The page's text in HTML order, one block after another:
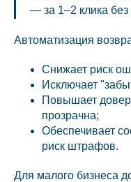
— за 1–2 клика без
Автоматизация
Снижает риск
Исключает
Повышает
прозрачна;
Обеспечивает
риск штрафов.
Для малого бизнеса